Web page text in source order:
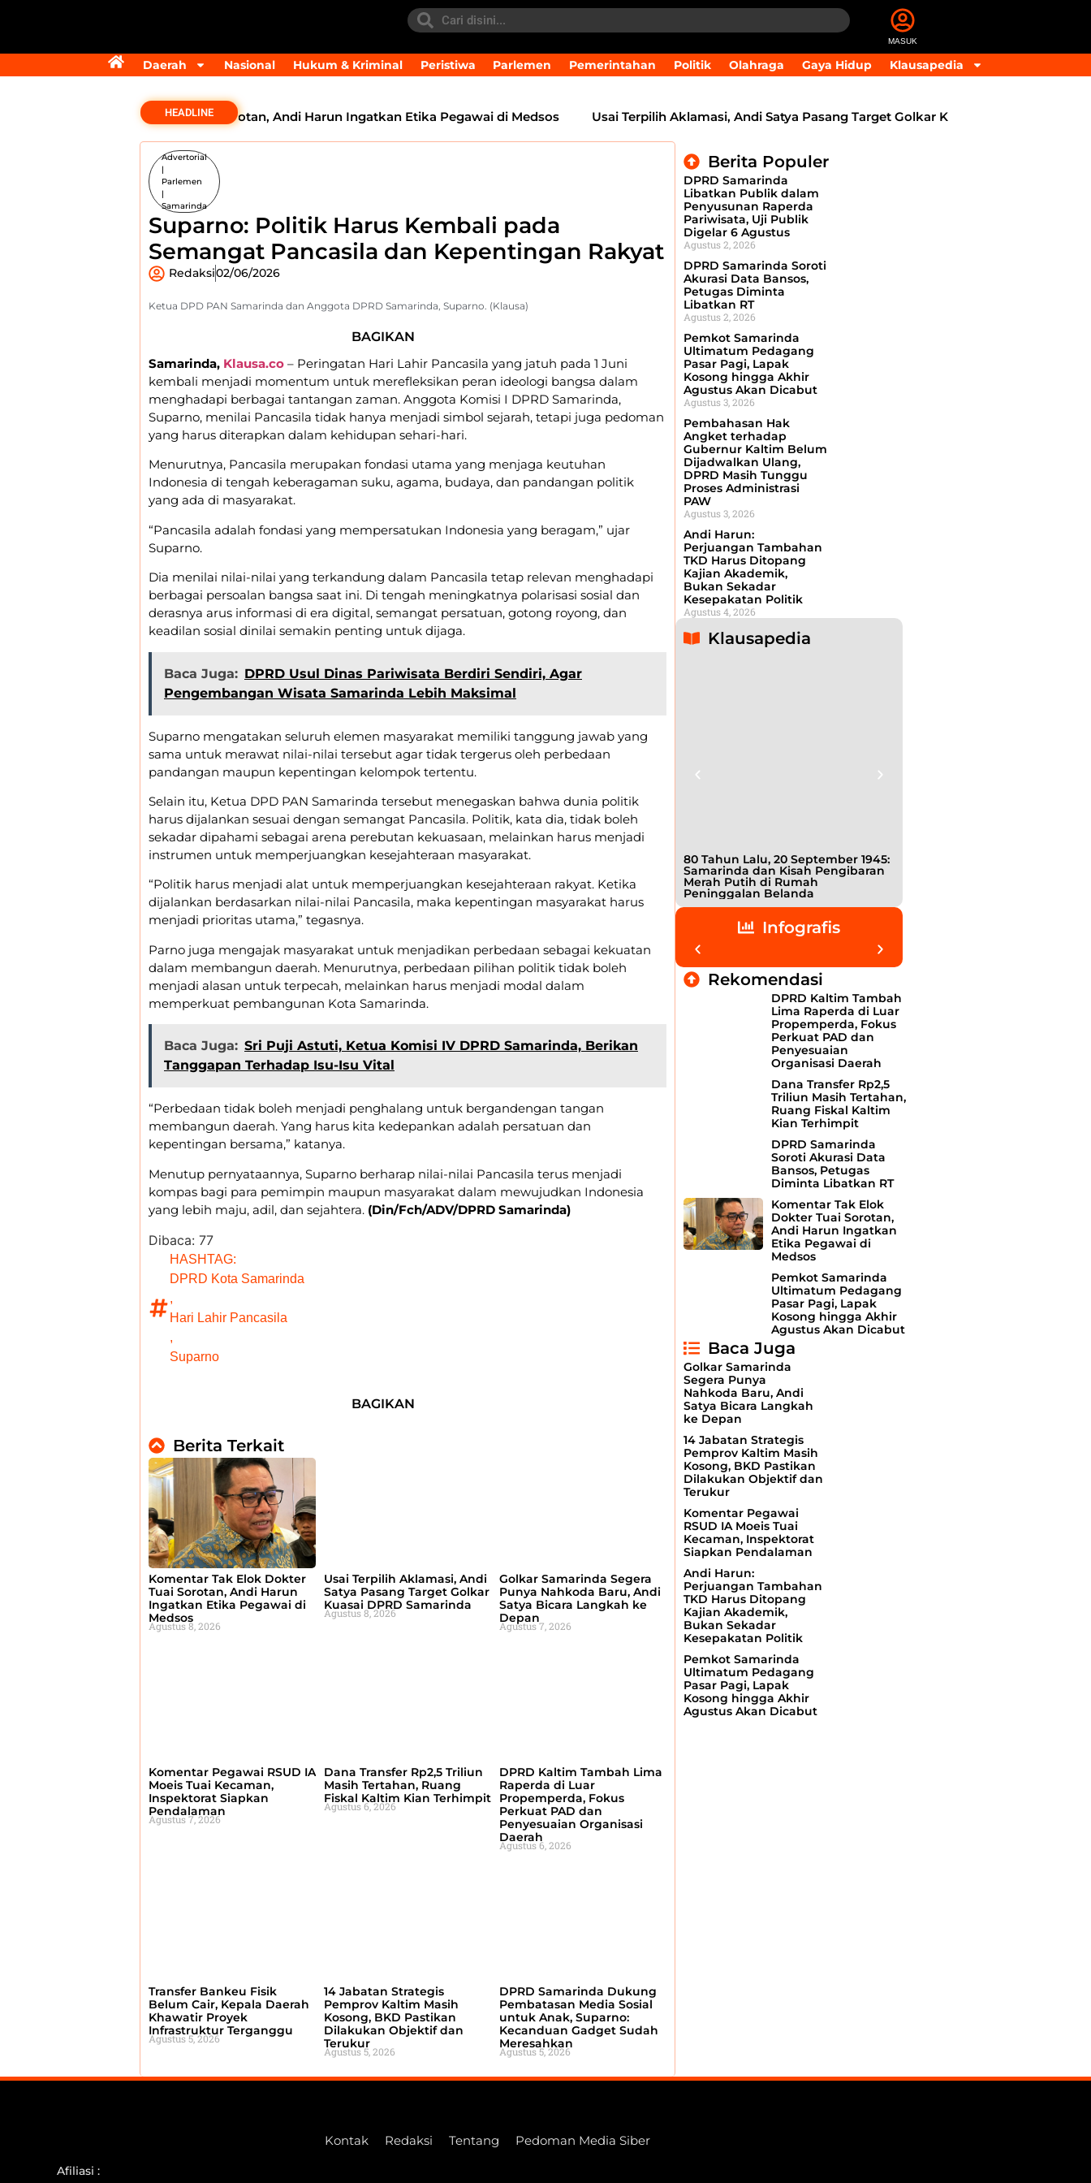
MASUK
Daerah Nasional Hukum & Kriminal Peristiwa Parlemen Pemerintahan Politik Olahraga Gaya Hidup Klausapedia
HEADLINE
Komentar Tak Elok Dokter Tuai Sorotan, Andi Harun Ingatkan Etika Pegawai di Medsos Usai Terpilih Aklamasi, Andi Satya Pasang Target Golkar Kuasai DPRD Samarinda
Advertorial
|
Parlemen
|
Samarinda
Suparno: Politik Harus Kembali pada
Semangat Pancasila dan Kepentingan Rakyat
Redaksi02/06/2026
Ketua DPD PAN Samarinda dan Anggota DPRD Samarinda, Suparno. (Klausa)
BAGIKAN
Samarinda, Klausa.co – Peringatan Hari Lahir Pancasila yang jatuh pada 1 Juni
kembali menjadi momentum untuk merefleksikan peran ideologi bangsa dalam
menghadapi berbagai tantangan zaman. Anggota Komisi I DPRD Samarinda,
Suparno, menilai Pancasila tidak hanya menjadi simbol sejarah, tetapi juga pedoman
yang harus diterapkan dalam kehidupan sehari-hari.
Menurutnya, Pancasila merupakan fondasi utama yang menjaga keutuhan
Indonesia di tengah keberagaman suku, agama, budaya, dan pandangan politik
yang ada di masyarakat.
“Pancasila adalah fondasi yang mempersatukan Indonesia yang beragam,” ujar
Suparno.
Dia menilai nilai-nilai yang terkandung dalam Pancasila tetap relevan menghadapi
berbagai persoalan bangsa saat ini. Di tengah meningkatnya polarisasi sosial dan
derasnya arus informasi di era digital, semangat persatuan, gotong royong, dan
keadilan sosial dinilai semakin penting untuk dijaga.
Baca Juga: DPRD Usul Dinas Pariwisata Berdiri Sendiri, Agar
Pengembangan Wisata Samarinda Lebih Maksimal
Suparno mengatakan seluruh elemen masyarakat memiliki tanggung jawab yang
sama untuk merawat nilai-nilai tersebut agar tidak tergerus oleh perbedaan
pandangan maupun kepentingan kelompok tertentu.
Selain itu, Ketua DPD PAN Samarinda tersebut menegaskan bahwa dunia politik
harus dijalankan sesuai dengan semangat Pancasila. Politik, kata dia, tidak boleh
sekadar dipahami sebagai arena perebutan kekuasaan, melainkan harus menjadi
instrumen untuk memperjuangkan kesejahteraan masyarakat.
“Politik harus menjadi alat untuk memperjuangkan kesejahteraan rakyat. Ketika
dijalankan berdasarkan nilai-nilai Pancasila, maka kepentingan masyarakat harus
menjadi prioritas utama,” tegasnya.
Parno juga mengajak masyarakat untuk menjadikan perbedaan sebagai kekuatan
dalam membangun daerah. Menurutnya, perbedaan pilihan politik tidak boleh
menjadi alasan untuk terpecah, melainkan harus menjadi modal dalam
memperkuat pembangunan Kota Samarinda.
Baca Juga: Sri Puji Astuti, Ketua Komisi IV DPRD Samarinda, Berikan
Tanggapan Terhadap Isu-Isu Vital
“Perbedaan tidak boleh menjadi penghalang untuk bergandengan tangan
membangun daerah. Yang harus kita kedepankan adalah persatuan dan
kepentingan bersama,” katanya.
Menutup pernyataannya, Suparno berharap nilai-nilai Pancasila terus menjadi
kompas bagi para pemimpin maupun masyarakat dalam mewujudkan Indonesia
yang lebih maju, adil, dan sejahtera. (Din/Fch/ADV/DPRD Samarinda)
Dibaca: 77
HASHTAG:
DPRD Kota Samarinda
,
Hari Lahir Pancasila
,
Suparno
BAGIKAN
Berita Terkait
Komentar Tak Elok Dokter
Tuai Sorotan, Andi Harun
Ingatkan Etika Pegawai di
Medsos
Agustus 8, 2026
Usai Terpilih Aklamasi, Andi
Satya Pasang Target Golkar
Kuasai DPRD Samarinda
Agustus 8, 2026
Golkar Samarinda Segera
Punya Nahkoda Baru, Andi
Satya Bicara Langkah ke
Depan
Agustus 7, 2026
Komentar Pegawai RSUD IA
Moeis Tuai Kecaman,
Inspektorat Siapkan
Pendalaman
Agustus 7, 2026
Dana Transfer Rp2,5 Triliun
Masih Tertahan, Ruang
Fiskal Kaltim Kian Terhimpit
Agustus 6, 2026
DPRD Kaltim Tambah Lima
Raperda di Luar
Propemperda, Fokus
Perkuat PAD dan
Penyesuaian Organisasi
Daerah
Agustus 6, 2026
Transfer Bankeu Fisik
Belum Cair, Kepala Daerah
Khawatir Proyek
Infrastruktur Terganggu
Agustus 5, 2026
14 Jabatan Strategis
Pemprov Kaltim Masih
Kosong, BKD Pastikan
Dilakukan Objektif dan
Terukur
Agustus 5, 2026
DPRD Samarinda Dukung
Pembatasan Media Sosial
untuk Anak, Suparno:
Kecanduan Gadget Sudah
Meresahkan
Agustus 5, 2026
Berita Populer
DPRD Samarinda
Libatkan Publik dalam
Penyusunan Raperda
Pariwisata, Uji Publik
Digelar 6 Agustus
Agustus 2, 2026
DPRD Samarinda Soroti
Akurasi Data Bansos,
Petugas Diminta
Libatkan RT
Agustus 2, 2026
Pemkot Samarinda
Ultimatum Pedagang
Pasar Pagi, Lapak
Kosong hingga Akhir
Agustus Akan Dicabut
Agustus 3, 2026
Pembahasan Hak
Angket terhadap
Gubernur Kaltim Belum
Dijadwalkan Ulang,
DPRD Masih Tunggu
Proses Administrasi
PAW
Agustus 3, 2026
Andi Harun:
Perjuangan Tambahan
TKD Harus Ditopang
Kajian Akademik,
Bukan Sekadar
Kesepakatan Politik
Agustus 4, 2026
Klausapedia
80 Tahun Lalu, 20 September 1945:
Samarinda dan Kisah Pengibaran
Merah Putih di Rumah
Peninggalan Belanda
Infografis
Rekomendasi
DPRD Kaltim Tambah
Lima Raperda di Luar
Propemperda, Fokus
Perkuat PAD dan
Penyesuaian
Organisasi Daerah
Dana Transfer Rp2,5
Triliun Masih Tertahan,
Ruang Fiskal Kaltim
Kian Terhimpit
DPRD Samarinda
Soroti Akurasi Data
Bansos, Petugas
Diminta Libatkan RT
Komentar Tak Elok
Dokter Tuai Sorotan,
Andi Harun Ingatkan
Etika Pegawai di
Medsos
Pemkot Samarinda
Ultimatum Pedagang
Pasar Pagi, Lapak
Kosong hingga Akhir
Agustus Akan Dicabut
Baca Juga
Golkar Samarinda
Segera Punya
Nahkoda Baru, Andi
Satya Bicara Langkah
ke Depan
14 Jabatan Strategis
Pemprov Kaltim Masih
Kosong, BKD Pastikan
Dilakukan Objektif dan
Terukur
Komentar Pegawai
RSUD IA Moeis Tuai
Kecaman, Inspektorat
Siapkan Pendalaman
Andi Harun:
Perjuangan Tambahan
TKD Harus Ditopang
Kajian Akademik,
Bukan Sekadar
Kesepakatan Politik
Pemkot Samarinda
Ultimatum Pedagang
Pasar Pagi, Lapak
Kosong hingga Akhir
Agustus Akan Dicabut
Kontak Redaksi Tentang Pedoman Media Siber
Afiliasi :